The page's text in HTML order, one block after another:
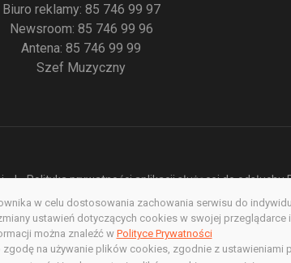
Biuro reklamy: 85 746 99 97
Newsroom: 85 746 99 96
Antena: 85 746 99 99
Szef Muzyczny
Polityka prywatności aplikacji służącej do odsłuchu
Redakcja serwisu www Poprzednia wersja serwisu
@ 2022. All rights Reserved
w celu dostosowania zachowania serwisu do
ustawień dotyczących cookies w swojej przeglądarce
można znaleźć w Polityce Prywatności
zgodę na używanie plików cookies, zgodnie z ustawieniami